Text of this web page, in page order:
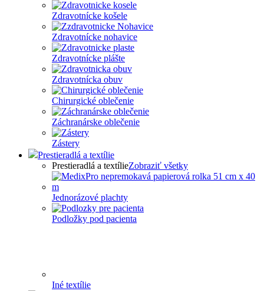
Zdravotnícke košele
Zdravotnícke nohavice
Zdravotnícke plášte
Zdravotnícka obuv
Chirurgické oblečenie
Záchranárske oblečenie
Zástery
Prestieradlá a textílie
Prestieradlá a textílieZobraziť všetky
Jednorázové plachty
Podložky pod pacienta
Iné textílie